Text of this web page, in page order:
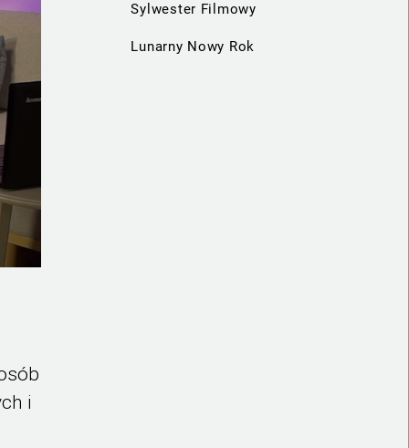
Sylwester Filmowy
Lunarny Nowy Rok
i